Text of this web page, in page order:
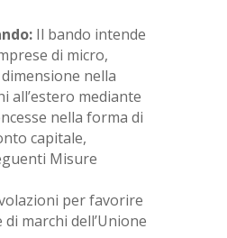
Il bando intende
di micro,
nella
all’estero mediante
nella forma di
capitale,
Misure
per favorire
marchi dell’Unione